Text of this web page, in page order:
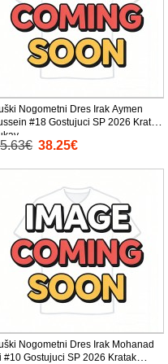
Nogometni Dres Irak Aymen
#18 Gostujuci SP 2026 Kratak
38.25€
Nogometni Dres Irak Mohanad
#10 Gostujuci SP 2026 Kratak